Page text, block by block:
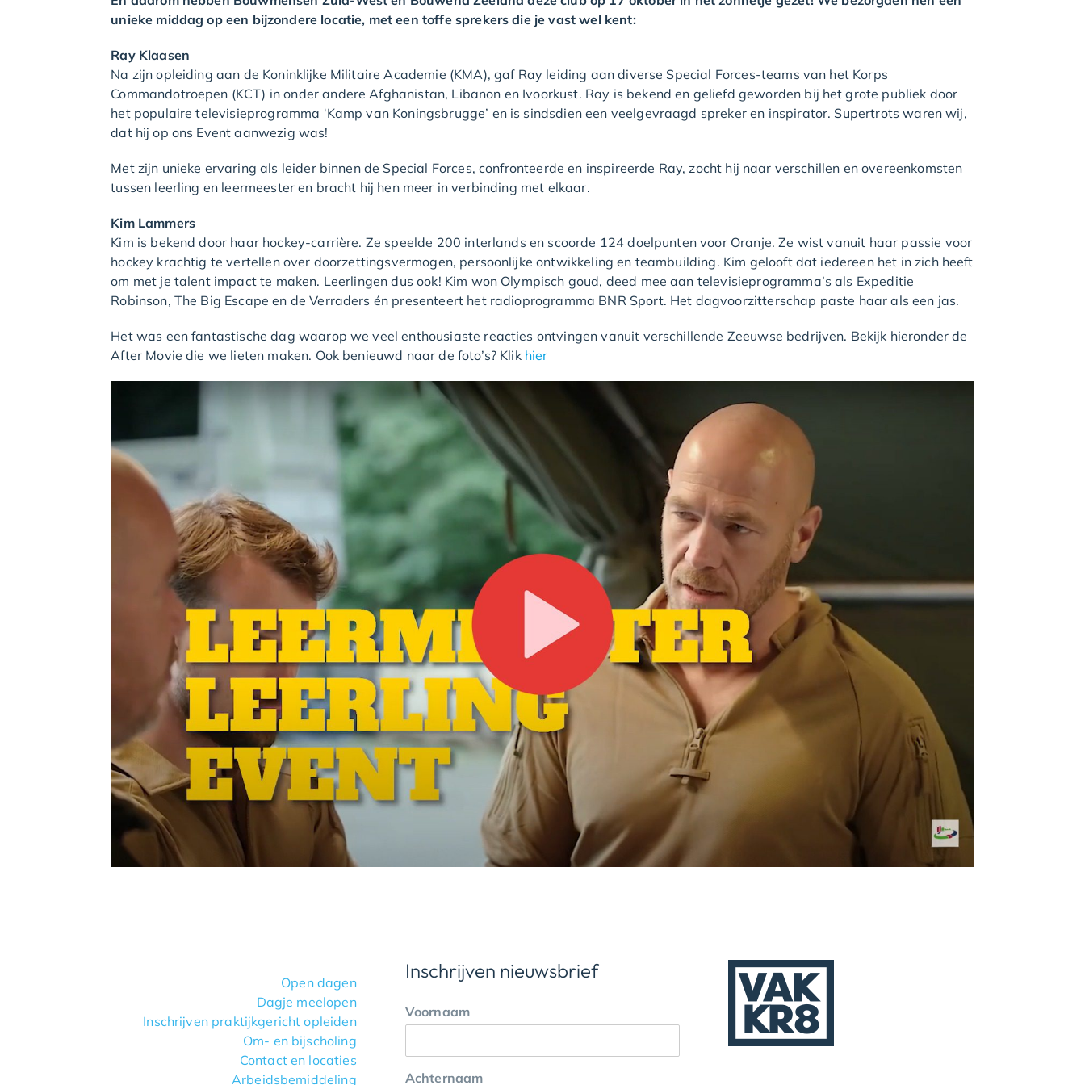
unieke middag op een bijzondere locatie, met een toffe sprekers die je vast wel kent:
Ray Klaasen
Na zijn opleiding aan de Koninklijke Militaire Academie (KMA), gaf Ray leiding aan diverse Special Forces-teams van het Korps
Commandotroepen (KCT) in onder andere Afghanistan, Libanon en Ivoorkust. Ray is bekend en geliefd geworden bij het grote publiek door
het populaire televisieprogramma ‘Kamp van Koningsbrugge’ en is sindsdien een veelgevraagd spreker en inspirator. Supertrots waren wij,
dat hij op ons Event aanwezig was!
Met zijn unieke ervaring als leider binnen de Special Forces, confronteerde en inspireerde Ray, zocht hij naar verschillen en overeenkomsten
tussen leerling en leermeester en bracht hij hen meer in verbinding met elkaar.
Kim Lammers
Kim is bekend door haar hockey-carrière. Ze speelde 200 interlands en scoorde 124 doelpunten voor Oranje. Ze wist vanuit haar passie voor
hockey krachtig te vertellen over doorzettingsvermogen, persoonlijke ontwikkeling en teambuilding. Kim gelooft dat iedereen het in zich heeft
om met je talent impact te maken. Leerlingen dus ook! Kim won Olympisch goud, deed mee aan televisieprogramma’s als Expeditie
Robinson, The Big Escape en de Verraders én presenteert het radioprogramma BNR Sport. Het dagvoorzitterschap paste haar als een jas.
Het was een fantastische dag waarop we veel enthousiaste reacties ontvingen vanuit verschillende Zeeuwse bedrijven. Bekijk hieronder de
After Movie die we lieten maken. Ook benieuwd naar de foto’s? Klik hier
Open dagen
Dagje meelopen
Inschrijven praktijkgericht opleiden
Om- en bijscholing
Contact en locaties
Arbeidsbemiddeling
Inschrijven nieuwsbrief
Voornaam
Achternaam